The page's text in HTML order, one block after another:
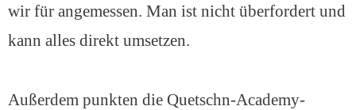
wir für angemessen. Man ist nicht überfordert und
kann alles direkt umsetzen.
Außerdem punkten die Quetschn-Academy-